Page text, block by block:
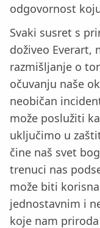
odgovornost
Svaki susret s
doživeo Everart,
razmišljanje o
očuvanju naše
neobičan
može poslužiti
uključimo u
čine naš svet
trenuci nas
može biti
jednostavnim i
koje nam